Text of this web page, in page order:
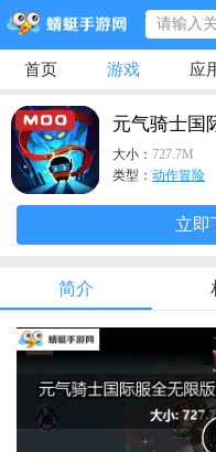
首页 游戏 应
专题
元气骑士国
大小： 727.7M
类型： 动作冒险
立即
简介